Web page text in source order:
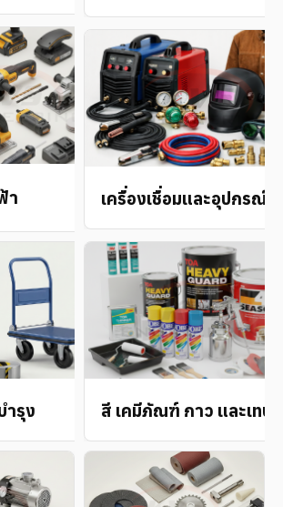
า →เครื่องเชื่อมและอุปกรณ์
รุง →สี เคมีภัณฑ์ กาว และเทป